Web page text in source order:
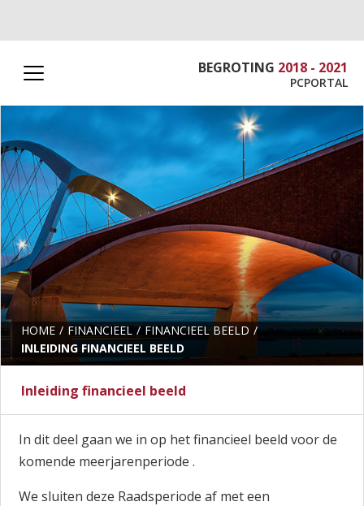
BEGROTING 2018 - 2021
PCPORTAL
HOME FINANCIEEL
FINANCIEEL BEELD
INLEIDING FINANCIEEL BEELD
Inleiding financieel beeld
In dit deel gaan we in op het financieel beeld voor de
komende meerjarenperiode .
We sluiten deze Raadsperiode af met een